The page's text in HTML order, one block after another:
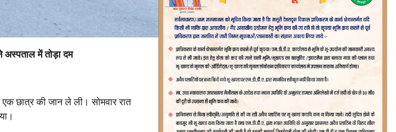
अस्पताल में तोड़ा दम
छात्र की जान ले ली। सोमवार रात